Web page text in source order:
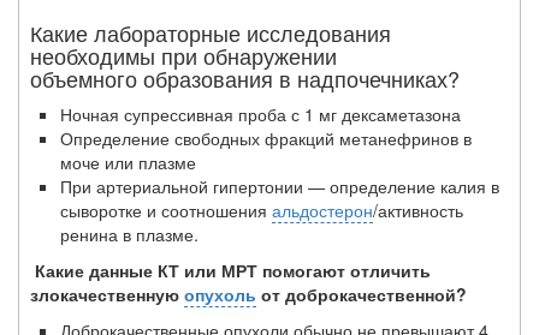
Какие лабораторные исследования
необходимы при обнаружении
объемного образования в надпочечниках?
Ночная супрессивная проба с 1 мг дексаметазона
Определение свободных фракций метанефринов в
моче или плазме
При артериальной гипертонии — определение калия в
сыворотке и соотноше­ния альдостерон/активность
ренина в плазме.
Какие данные КТ или МРТ помогают отличить
злокачественную опухоль от доброкачественной?